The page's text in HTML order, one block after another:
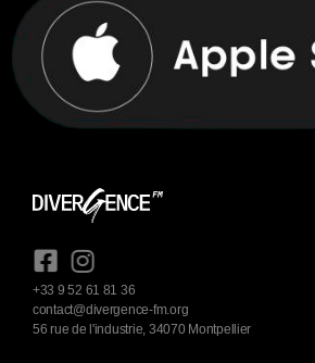
+33 9 52 61 81 36
contact@divergence-fm.org
56 rue de l'industrie, 34070 Montpellier